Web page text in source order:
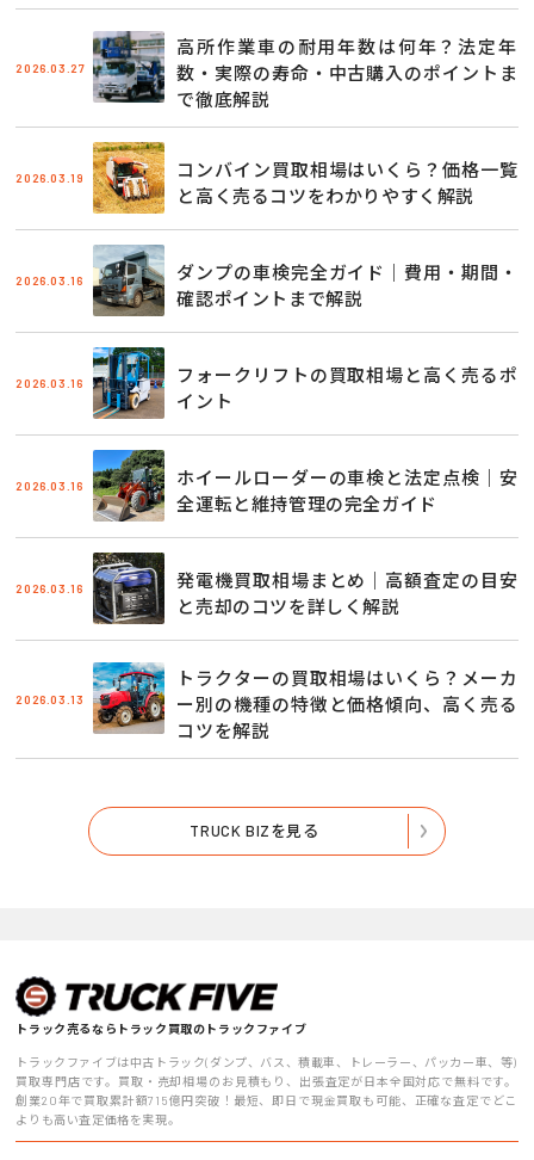
2026.03.27
高所作業車の耐用年数は何年？法定年
数・実際の寿命・中古購入のポイントま
で徹底解説
2026.03.19
コンバイン買取相場はいくら？価格一覧
と高く売るコツをわかりやすく解説
2026.03.16
ダンプの車検完全ガイド｜費用・期間・
確認ポイントまで解説
2026.03.16
フォークリフトの買取相場と高く売るポ
イント
2026.03.16
ホイールローダーの車検と法定点検｜安
全運転と維持管理の完全ガイド
2026.03.16
発電機買取相場まとめ｜高額査定の目安
と売却のコツを詳しく解説
2026.03.13
トラクターの買取相場はいくら？メーカ
ー別の機種の特徴と価格傾向、高く売る
コツを解説
TRUCK BIZを見る
トラック売るならトラック買取のトラックファイブ
トラックファイブは中古トラック(ダンプ、バス、積載車、トレーラー、パッカー車、等)
買取専門店です。買取・売却相場のお見積もり、出張査定が日本全国対応で無料です。
創業20年で買取累計額715億円突破！最短、即日で現金買取も可能、正確な査定でどこ
よりも高い査定価格を実現。